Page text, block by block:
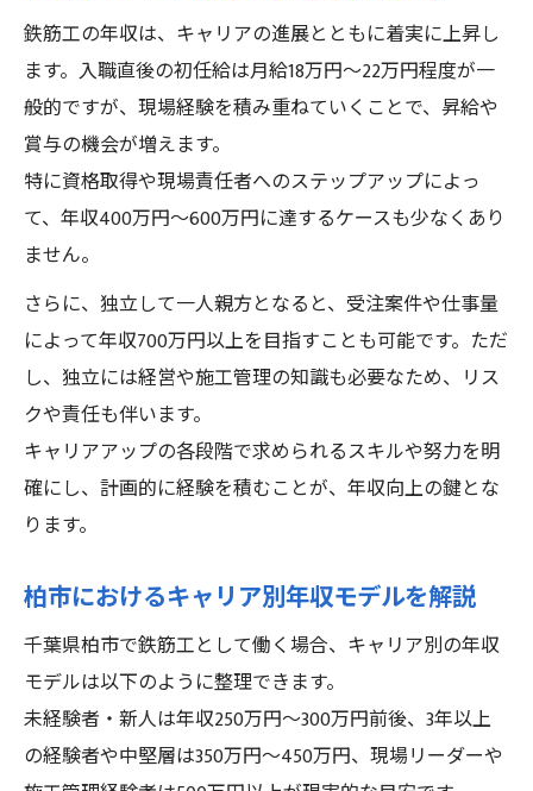
鉄筋工の年収は、キャリアの進展とともに着実に上昇し
ます。入職直後の初任給は月給18万円〜22万円程度が一
般的ですが、現場経験を積み重ねていくことで、昇給や
賞与の機会が増えます。
特に資格取得や現場責任者へのステップアップによっ
て、年収400万円〜600万円に達するケースも少なくあり
ません。
さらに、独立して一人親方となると、受注案件や仕事量
によって年収700万円以上を目指すことも可能です。ただ
し、独立には経営や施工管理の知識も必要なため、リス
クや責任も伴います。
キャリアアップの各段階で求められるスキルや努力を明
確にし、計画的に経験を積むことが、年収向上の鍵とな
ります。
柏市におけるキャリア別年収モデルを解説
千葉県柏市で鉄筋工として働く場合、キャリア別の年収
モデルは以下のように整理できます。
未経験者・新人は年収250万円〜300万円前後、3年以上
の経験者や中堅層は350万円〜450万円、現場リーダーや